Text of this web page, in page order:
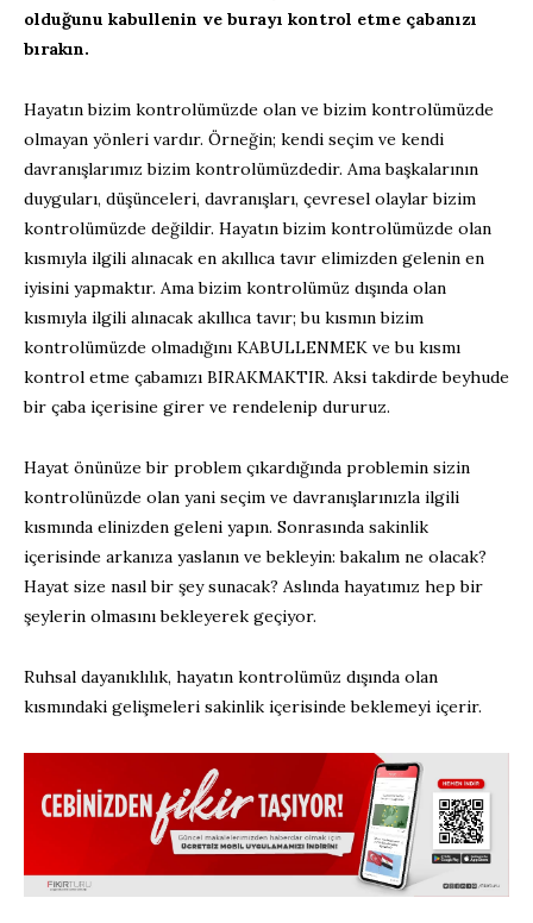
olduğunu kabullenin ve burayı kontrol etme çabanızı
bırakın.
Hayatın bizim kontrolümüzde olan ve bizim kontrolümüzde
olmayan yönleri vardır. Örneğin; kendi seçim ve kendi
davranışlarımız bizim kontrolümüzdedir. Ama başkalarının
duyguları, düşünceleri, davranışları, çevresel olaylar bizim
kontrolümüzde değildir. Hayatın bizim kontrolümüzde olan
kısmıyla ilgili alınacak en akıllıca tavır elimizden gelenin en
iyisini yapmaktır. Ama bizim kontrolümüz dışında olan
kısmıyla ilgili alınacak akıllıca tavır; bu kısmın bizim
kontrolümüzde olmadığını KABULLENMEK ve bu kısmı
kontrol etme çabamızı BIRAKMAKTIR. Aksi takdirde beyhude
bir çaba içerisine girer ve rendelenip dururuz.
Hayat önünüze bir problem çıkardığında problemin sizin
kontrolünüzde olan yani seçim ve davranışlarınızla ilgili
kısmında elinizden geleni yapın. Sonrasında sakinlik
içerisinde arkanıza yaslanın ve bekleyin: bakalım ne olacak?
Hayat size nasıl bir şey sunacak? Aslında hayatımız hep bir
şeylerin olmasını bekleyerek geçiyor.
Ruhsal dayanıklılık, hayatın kontrolümüz dışında olan
kısmındaki gelişmeleri sakinlik içerisinde beklemeyi içerir.